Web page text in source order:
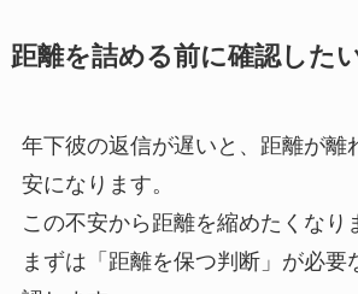
距離を詰める前に確認した
年下彼の返信が遅いと、距離が離
安になります。
この不安から距離を縮めたくなり
まずは「距離を保つ判断」が必要